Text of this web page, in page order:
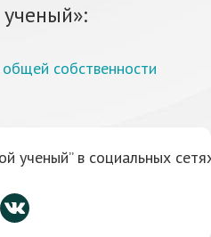
собственности
ученый” в социальных